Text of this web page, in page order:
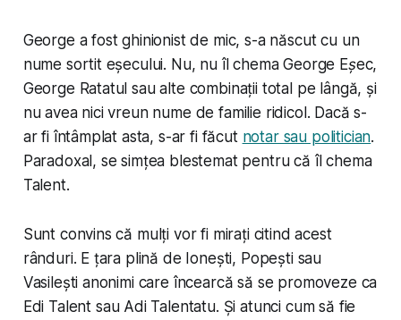
George a fost ghinionist de mic, s-a născut cu un
nume sortit eșecului. Nu, nu îl chemaGeorge Eșec,
George Ratatul sau alte combinații total pe lângă, și
nu avea nici vreun nume de familie ridicol. Dacă s-
ar fi întâmplat asta, s-ar fi făcut notar sau politician.
Paradoxal, se simțea blestemat pentru că îl chema
Talent.
Sunt convins că mulți vor fi mirați citind acest
rânduri. E țara plină de Ionești, Popești sau
Vasilești anonimi care încearcă să se promoveze ca
Edi Talent sau Adi Talentatu. Și atunci cum să fie